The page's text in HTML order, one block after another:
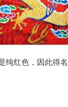
纯红色，因此得